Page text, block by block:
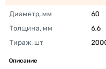
Диаметр, мм
60
Толщина, мм
6,6
Тираж, шт
Описание